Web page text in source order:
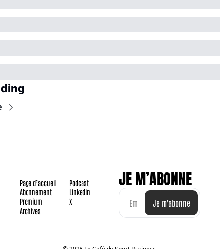
Page d’accueil
Abonnement
Premium
Archives
Podcast
Linkedin
X
JE M’ABONNE
Je m'abonne